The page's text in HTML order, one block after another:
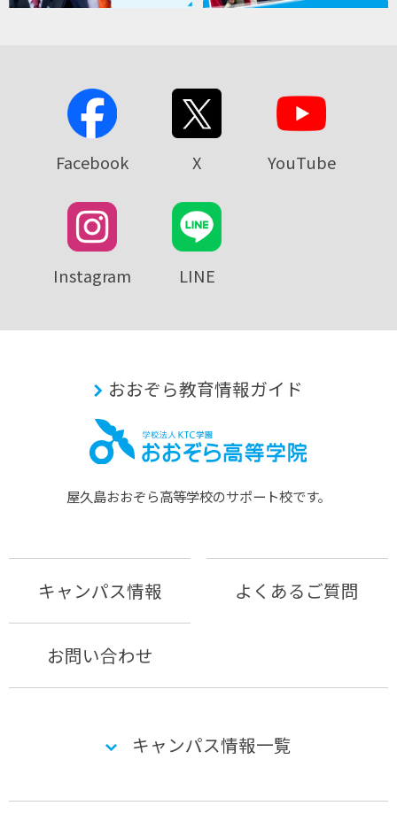
Facebook X YouTube
Instagram LINE
おおぞら教育情報ガイド
屋久島おおぞら⾼等学校のサポート校です。
キャンパス情報 よくあるご質問
お問い合わせ
キャンパス情報一覧